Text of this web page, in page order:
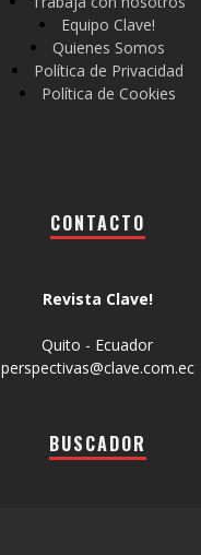
Equipo Clave!
Quienes Somos
Política de Privacidad
Política de Cookies
CONTACTO
Revista Clave!
Quito - Ecuador
perspectivas@clave.com.ec
BUSCADOR